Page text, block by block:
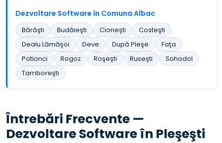
Dezvoltare Software în Comuna Albac
Bărăşti Budăieşti Cioneşti
Costeşti
Dealu Lămăşoi
Deve După Pleşe
Faţa
Potionci
Rogoz Roşeşti Ruseşti
Sohodol
Tamboreşti
Întrebări Frecvente —
Dezvoltare Software în Pleşeşti